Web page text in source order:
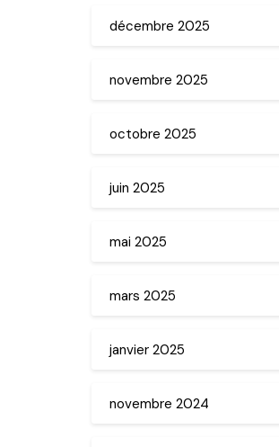
décembre 2025
novembre 2025
octobre 2025
juin 2025
mai 2025
mars 2025
janvier 2025
novembre 2024